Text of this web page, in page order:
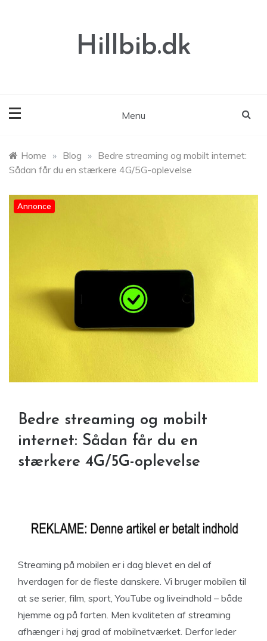
Hillbib.dk
Menu
Home » Blog » Bedre streaming og mobilt internet:
Sådan får du en stærkere 4G/5G-oplevelse
Annonce
Bedre streaming og mobilt
internet: Sådan får du en
stærkere 4G/5G-oplevelse
Streaming på mobilen er i dag blevet en del af
hverdagen for de fleste danskere. Vi bruger mobilen til
at se serier, film, sport, YouTube og liveindhold – både
hjemme og på farten. Men kvaliteten af streaming
afhænger i høj grad af mobilnetværket. Derfor leder